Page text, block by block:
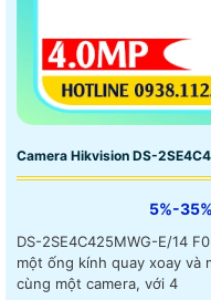
Camera Hikvision DS-
5%-35%
DS-2SE4C425MWG-E/14
một ống kính quay xoay
cùng một camera, với 4